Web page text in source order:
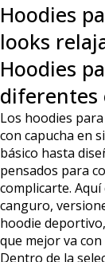
Hoodies
looks
Hoodies
diferentes
Los hoodies
con capucha en
básico hasta
pensados para
complicarte.
canguro,
hoodie
que mejor va con
Dentro de la